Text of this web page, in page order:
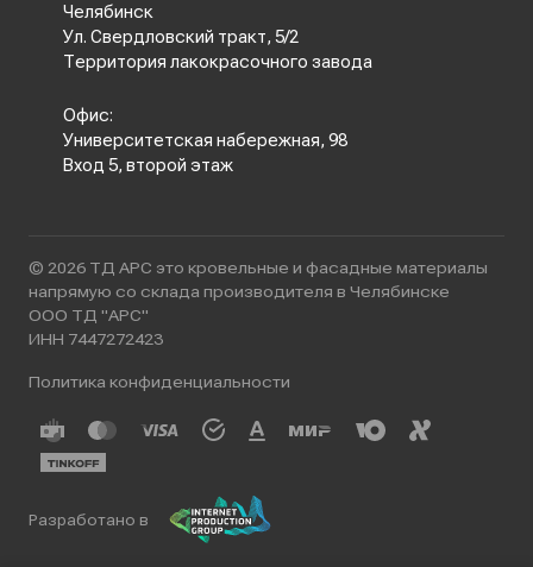
Челябинск
Ул. Свердловский тракт, 5/2
Территория лакокрасочного завода
Офис:
Университетская набережная, 98
Вход 5, второй этаж
© 2026 ТД АРС это кровельные и фасадные материалы
напрямую со склада производителя в Челябинске
ООО ТД "АРС"
ИНН 7447272423
Политика конфиденциальности
Разработано в